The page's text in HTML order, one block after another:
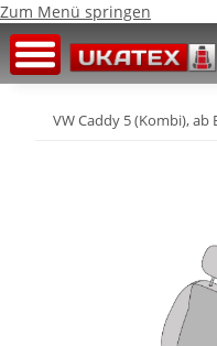
Zum Menü springen
VW Caddy 5 (Kombi), ab